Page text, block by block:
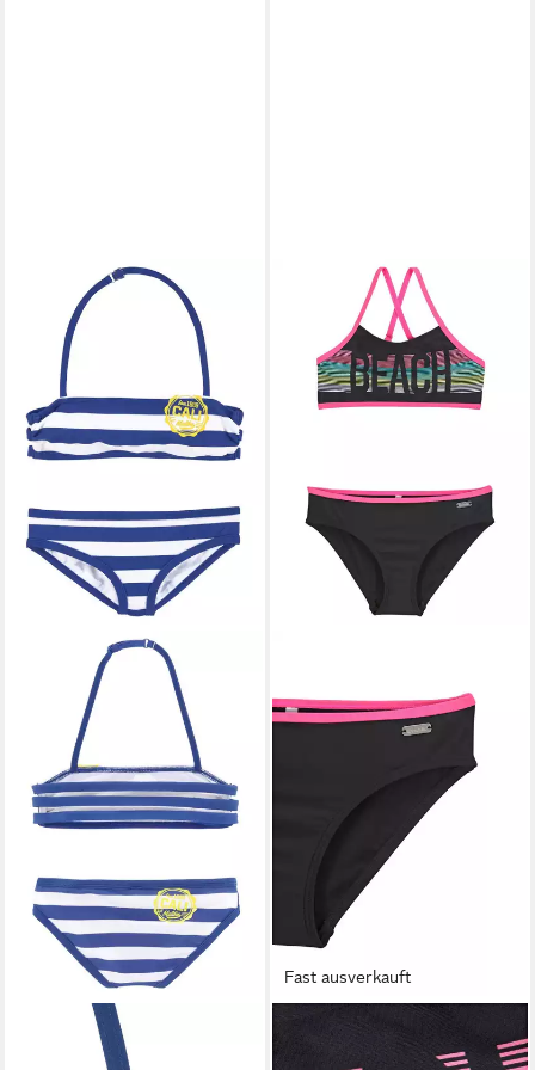
Bandeau-Bikini
Fast ausverkauft
Bustier-Bikini